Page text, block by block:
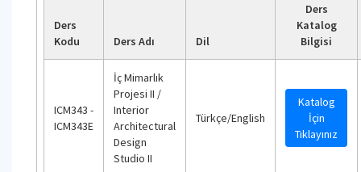
Ders
Kodu
Ders Adı Dil
Ders
Katalog
Bilgisi
ICM343 -
ICM343E
İç Mimarlık
Projesi II /
Interior
Architectural
Design
Studio II
Türkçe/English
Katalog
İçin
Tıklayınız